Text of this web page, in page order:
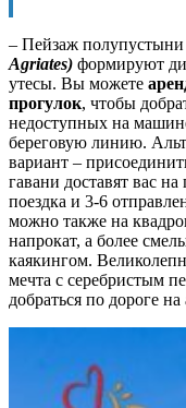
– Пейзаж
Agriates) формируют
утесы. Вы можете
прогулок, чтобы
недоступных на
береговую линию.
вариант –
гавани доставят вас
поездка и 3-6
можно также на
напрокат, а более
каякингом.
мечта с серебристым
добраться по дороге